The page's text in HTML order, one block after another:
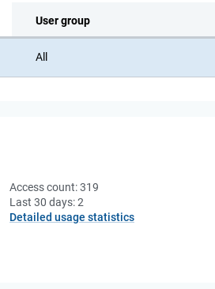
User group
All
Access count:319
Last 30 days:2
Detailed usage statistics